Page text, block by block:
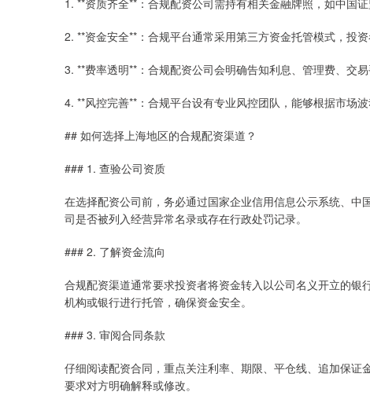
1. **资质齐全**：合规配资公司需持有相关金融牌照，如中国
2. **资金安全**：合规平台通常采用第三方资金托管模式，投
3. **费率透明**：合规配资公司会明确告知利息、管理费、交
4. **风控完善**：合规平台设有专业风控团队，能够根据市场
## 如何选择上海地区的合规配资渠道？
### 1. 查验公司资质
在选择配资公司前，务必通过国家企业信用信息公示系统、
司是否被列入经营异常名录或存在行政处罚记录。
### 2. 了解资金流向
合规配资渠道通常要求投资者将资金转入以公司名义开立的
机构或银行进行托管，确保资金安全。
### 3. 审阅合同条款
仔细阅读配资合同，重点关注利率、期限、平仓线、追加保
要求对方明确解释或修改。